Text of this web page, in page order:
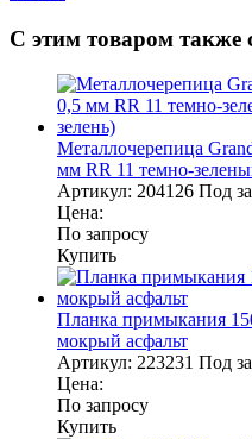
С этим товаром также
Металлочерепица
мм RR 11 темно-
Артикул: 204126 Под
Цена:
По запросу
Купить
Планка примыкания
мокрый асфальт
Артикул: 223231 Под
Цена:
По запросу
Купить